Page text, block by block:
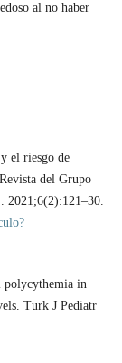
al no haber
el riesgo de
del Grupo
2021;6(2):121–30.
polycythemia in
Turk J Pediatr